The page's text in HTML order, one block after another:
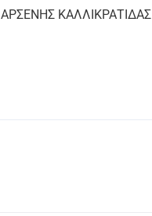
ΑΡΣΕΝΗΣ ΚΑΛΛΙΚΡΑΤΙΔΑΣ